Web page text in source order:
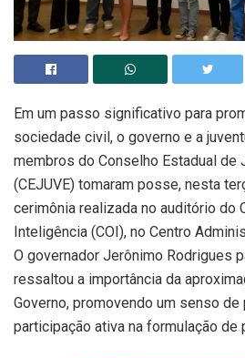
Em um passo significativo para
sociedade civil, o governo e a
membros do Conselho Estadual de
(CEJUVE) tomaram posse, nesta
cerimônia realizada no auditório do
Inteligência (COI), no Centro
O governador Jerônimo Rodrigues
ressaltou a importância da
Governo, promovendo um senso
participação ativa na formulação de